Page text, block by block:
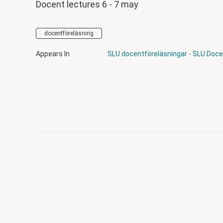
Docent lectures 6 - 7 may
docentföreläsning
Appears In SLU docentföreläsningar - SLU